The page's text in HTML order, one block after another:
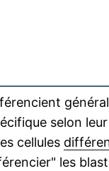
selon
cellules
les